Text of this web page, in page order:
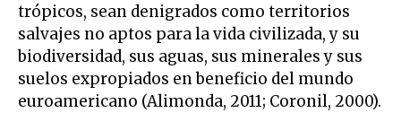
trópicos, sean denigrados como territorios
salvajes no aptos para la vida civilizada, y su
biodiversidad, sus aguas, sus minerales y sus
suelos expropiados en beneficio del mundo
euroamericano (Alimonda, 2011; Coronil, 2000).